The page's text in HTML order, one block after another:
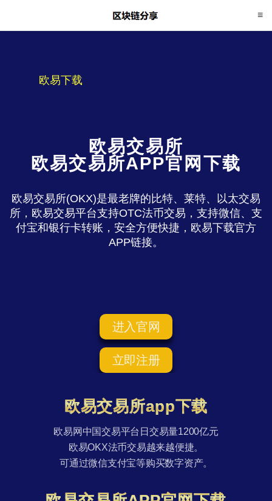
欧易下载
欧易交易所
欧易交易所APP官网下载
欧易交易所(OKX)是最老牌的比特、莱特、以太交易
所，欧易交易平台支持OTC法币交易，支持微信、支
付宝和银行卡转账，安全方便快捷，欧易下载官方
APP链接。
进入官网
立即注册
欧易交易所app下载
欧易网中国交易平台日交易量1200亿元
欧易OKX法币交易越来越便捷。
可通过微信支付宝等购买数字资产。